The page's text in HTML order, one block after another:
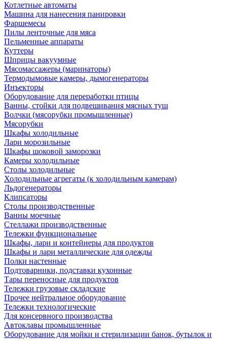
Котлетные автоматы
Машина для нанесения панировки
Фаршемесы
Пилы ленточные для мяса
Пельменные аппараты
Куттеры
Шприцы вакуумные
Мясомассажеры (маринаторы)
Термодымовые камеры, дымогенераторы
Инъекторы
Оборудование для переработки птицы
Ванны, стойки для подвешивания мясных туш
Волчки (мясорубки промышленные)
Мясорубки
Шкафы холодильные
Лари морозильные
Шкафы шоковой заморозки
Камеры холодильные
Столы холодильные
Холодильные агрегаты (к холодильным камерам)
Льдогенераторы
Клипсаторы
Столы производственные
Ванны моечные
Стеллажи производственные
Тележки функциональные
Шкафы, лари и контейнеры для продуктов
Шкафы и лари металлические для одежды
Полки настенные
Подтоварники, подставки кухонные
Тары переносные для продуктов
Тележки грузовые складские
Прочее нейтральное оборудование
Тележки технологические
Для консервного производства
Автоклавы промышленные
Оборудование для мойки и стерилизации банок, бутылок и